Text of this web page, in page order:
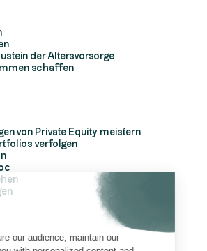
our audience, maintain our
der Altersvorsorge
schaffen
von Private Equity meistern
verfolgen